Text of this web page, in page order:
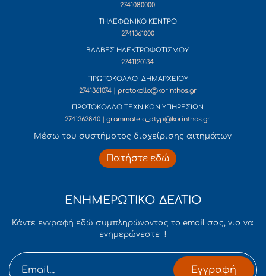
2741080000
ΤΗΛΕΦΩΝΙΚΟ ΚΕΝΤΡΟ
2741361000
ΒΛΑΒΕΣ ΗΛΕΚΤΡΟΦΩΤΙΣΜΟΥ
2741120134
ΠΡΩΤΟΚΟΛΛΟ ΔΗΜΑΡΧΕΙΟΥ
2741361074 | protokollo@korinthos.gr
ΠΡΩΤΟΚΟΛΛΟ ΤΕΧΝΙΚΩΝ ΥΠΗΡΕΣΙΩΝ
2741362840 | grammateia_dtyp@korinthos.gr
Mέσω του συστήματος διαχείρισης αιτημάτων
Πατήστε εδώ
ΕΝΗΜΕΡΩΤΙΚΟ ΔΕΛΤΙΟ
Κάντε εγγραφή εδώ συμπληρώνοντας το email σας, για να
ενημερώνεστε !
Εγγραφή